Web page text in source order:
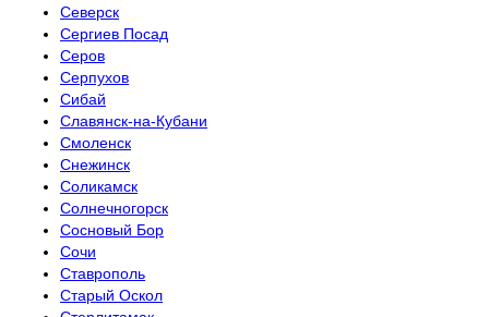
Северск
Сергиев Посад
Серов
Серпухов
Сибай
Славянск-на-Кубани
Смоленск
Снежинск
Соликамск
Солнечногорск
Сосновый Бор
Сочи
Ставрополь
Старый Оскол